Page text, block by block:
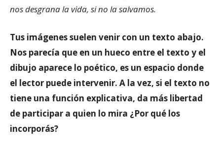
nos desgrana la vida, si no la salvamos.
Tus imágenes suelen venir con un texto abajo.
Nos parecía que en un hueco entre el texto y el
dibujo aparece lo poético, es un espacio donde
el lector puede intervenir. A la vez, si el texto no
tiene una función explicativa, da más libertad
de participar a quien lo mira ¿Por qué los
incorporás?